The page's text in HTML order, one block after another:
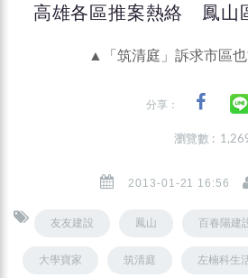
高雄各區推案熱絡 鳳山
▲「筑清庭」訴求市區也
分享：
瀏覽數 :
2013-01-21 16:56
友友建設 鳳山 百春陽建
大學寶家 筑清庭 左楠科生